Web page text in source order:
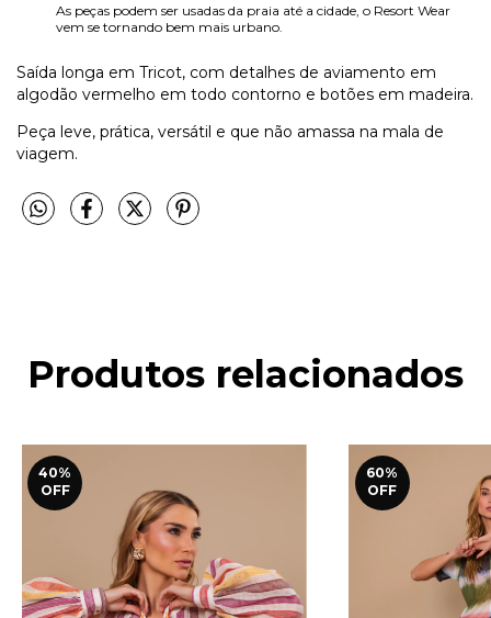
As peças podem ser usadas da praia até a cidade, o Resort Wear
vem se tornando bem mais urbano.
Saída longa em Tricot, com detalhes de aviamento em
algodão vermelho em todo contorno e botões em madeira.
Peça leve, prática, versátil e que não amassa na mala de
viagem.
Produtos relacionados
40%
OFF
60%
OFF